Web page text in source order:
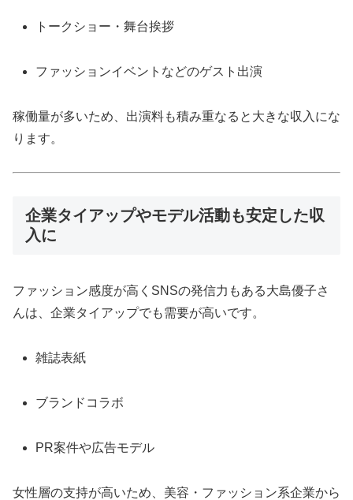
トークショー・舞台挨拶
ファッションイベントなどのゲスト出演
稼働量が多いため、出演料も積み重なると大きな収入にな
ります。
企業タイアップやモデル活動も安定した収
入に
ファッション感度が高くSNSの発信力もある大島優子さ
んは、企業タイアップでも需要が高いです。
雑誌表紙
ブランドコラボ
PR案件や広告モデル
女性層の支持が高いため、美容・ファッション系企業から